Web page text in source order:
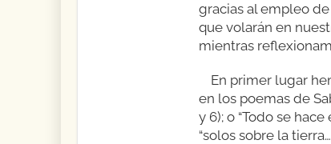
gracias al empleo
que volarán en
mientras
En primer lugar
en los poemas de
y 6); o “Todo se
“solos sobre la